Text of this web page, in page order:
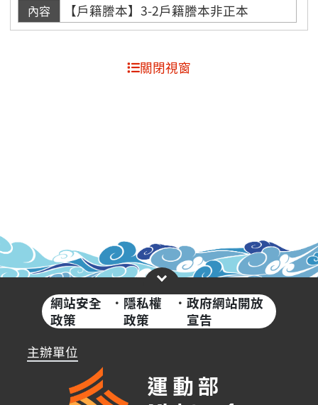
內容
【戶籍謄本】3-2戶籍謄本非正本
關閉視窗
網站安全
政策
· 隱私權
政策
·政府網站開放
宣告
主辦單位